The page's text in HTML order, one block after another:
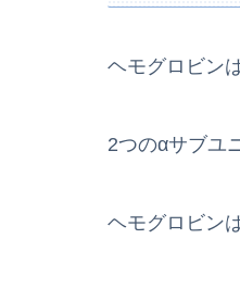
ヘモグロビン
2つのαサブユ
ヘモグロビン